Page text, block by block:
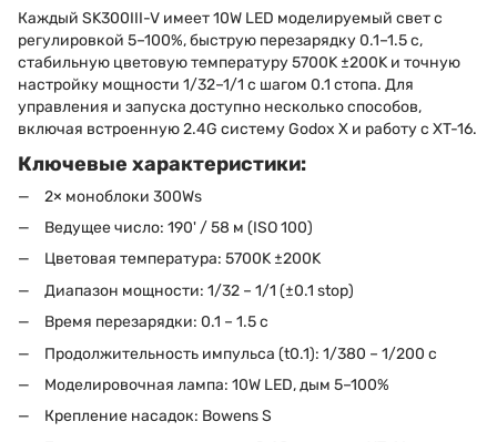
Каждый SK300III-V имеет 10W LED моделируемый свет с
регулировкой 5–100%, быструю перезарядку 0.1–1.5 с,
стабильную цветовую температуру 5700K ±200K и точную
настройку мощности 1/32–1/1 с шагом 0.1 стопа. Для
управления и запуска доступно несколько способов,
включая встроенную 2.4G систему Godox X и работу с XT-16.
Ключевые характеристики:
2× моноблоки 300Ws
Ведущее число: 190' / 58 м (ISO 100)
Цветовая температура: 5700K ±200K
Диапазон мощности: 1/32 – 1/1 (±0.1 stop)
Время перезарядки: 0.1 – 1.5 с
Продолжительность импульса (t0.1): 1/380 – 1/200 с
Моделировочная лампа: 10W LED, дым 5–100%
Крепление насадок: Bowens S